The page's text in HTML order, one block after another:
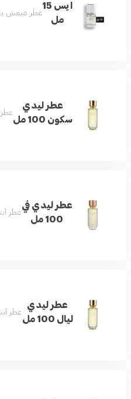
ايس 15
مل
عطر منعش
عطر ليدي
سكون 100 مل
عطر
عطر ليدي في
100 مل
عطر
عطر ليدي
ليال 100 مل
عطر